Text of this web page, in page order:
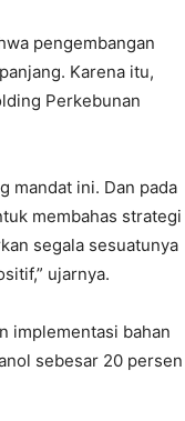
pengembangan
Karena itu,
Perkebunan
mandat ini. Dan pada
membahas strategi
segala sesuatunya
ujarnya.
implementasi bahan
sebesar 20 persen